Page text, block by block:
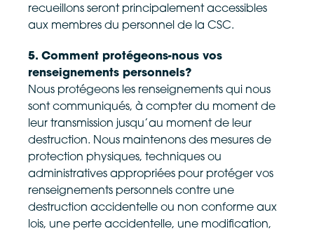
recueillons seront principalement accessibles
aux membres du personnel de la CSC.
5. Comment protégeons-nous vos
renseignements personnels?
Nous protégeons les renseignements qui nous
sont communiqués, à compter du moment de
leur transmission jusqu’au moment de leur
destruction. Nous maintenons des mesures de
protection physiques, techniques ou
administratives appropriées pour protéger vos
renseignements personnels contre une
destruction accidentelle ou non conforme aux
lois, une perte accidentelle, une modification,